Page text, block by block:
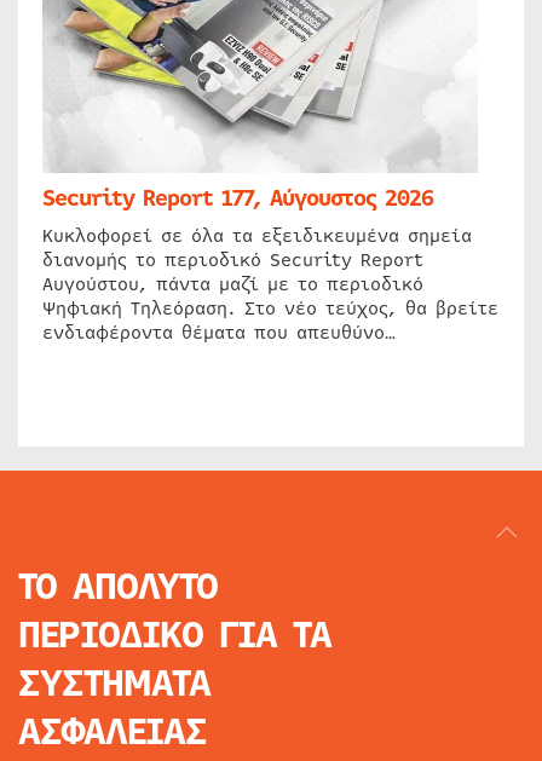
Security Report 177, Αύγουστος 2026
Κυκλοφορεί σε όλα τα εξειδικευμένα σημεία
διανομής το περιοδικό Security Report
Αυγούστου, πάντα μαζί με το περιοδικό
Ψηφιακή Τηλεόραση. Στο νέο τεύχος, θα βρείτε
ενδιαφέροντα θέματα που απευθύνο…
ΤΟ ΑΠΟΛΥΤΟ
ΠΕΡΙΟΔΙΚΟ ΓΙΑ ΤΑ
ΣΥΣΤΗΜΑΤΑ
ΑΣΦΑΛΕΙΑΣ